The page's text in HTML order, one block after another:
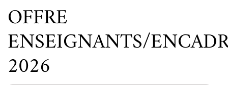
OFFRE
ENSEIGNANTS/
2026